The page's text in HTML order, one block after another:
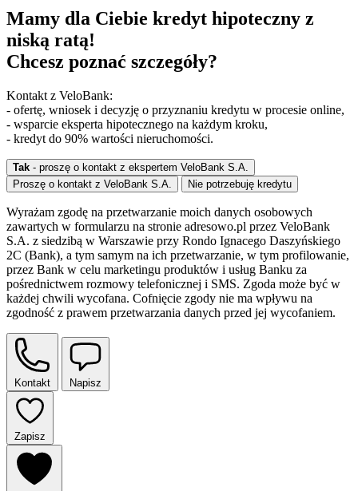
Mamy dla Ciebie kredyt hipoteczny z
niską ratą!
Chcesz poznać szczegóły?
Kontakt z VeloBank:
- ofertę, wniosek i decyzję o przyznaniu kredytu w procesie online,
- wsparcie eksperta hipotecznego na każdym kroku,
- kredyt do 90% wartości nieruchomości.
Tak - proszę o kontakt z ekspertem VeloBank S.A.
Proszę o kontakt z VeloBank S.A.
Nie potrzebuję kredytu
Wyrażam zgodę na przetwarzanie moich danych osobowych
zawartych w formularzu na stronie adresowo.pl przez VeloBank
S.A. z siedzibą w Warszawie przy Rondo Ignacego Daszyńskiego
2C (Bank), a tym samym na ich przetwarzanie, w tym profilowanie,
przez Bank w celu marketingu produktów i usług Banku za
pośrednictwem rozmowy telefonicznej i SMS. Zgoda może być w
każdej chwili wycofana. Cofnięcie zgody nie ma wpływu na
zgodność z prawem przetwarzania danych przed jej wycofaniem.
Kontakt Napisz
Zapisz